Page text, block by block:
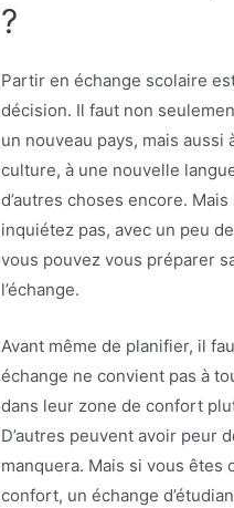
?
Partir en échange scolaire
décision. Il faut non
un nouveau pays, mais aussi
culture, à une nouvelle
d’autres choses encore. Mais
inquiétez pas, avec un peu
vous pouvez vous préparer
l’échange.
Avant même de planifier, il
échange ne convient pas à
dans leur zone de confort
D’autres peuvent avoir peur
manquera. Mais si vous
confort, un échange